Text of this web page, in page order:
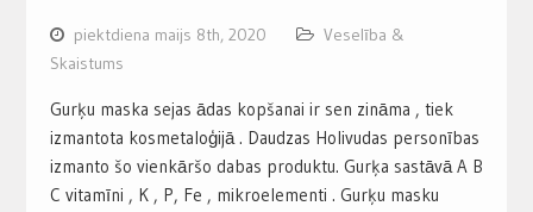
piektdiena maijs 8th, 2020
Veselība &
Skaistums
Gurķu maska sejas ādas kopšanai ir sen zināma , tiek
izmantota kosmetaloģijā . Daudzas Holivudas personības
izmanto šo vienkāršo dabas produktu. Gurķa sastāvā A B
C vitamīni , K , P, Fe , mikroelementi . Gurķu masku